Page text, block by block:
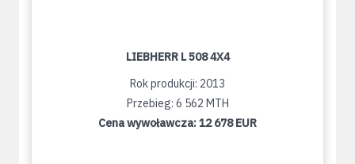
LIEBHERR L 508 4X4
Rok produkcji: 2013
Przebieg: 6 562 MTH
Cena wywoławcza:12 678 EUR